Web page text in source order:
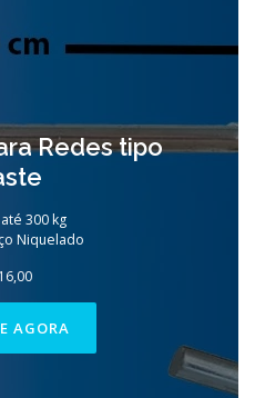
Redes tipo
300 kg
Niquelado
16,00
AGORA